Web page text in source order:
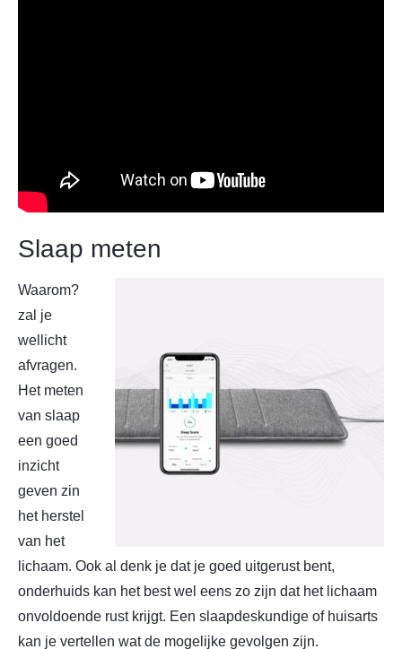
Slaap meten
Waarom?
zal je
wellicht
afvragen.
Het meten
van slaap
een goed
inzicht
geven zin
het herstel
van het
lichaam. Ook al denk je dat je goed uitgerust bent,
onderhuids kan het best wel eens zo zijn dat het lichaam
onvoldoende rust krijgt. Een slaapdeskundige of huisarts
kan je vertellen wat de mogelijke gevolgen zijn.